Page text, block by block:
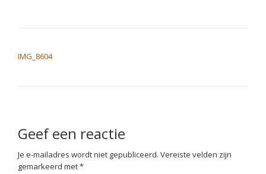
IMG_8604
Geef een reactie
Je e-mailadres wordt niet gepubliceerd. Vereiste velden zijn
gemarkeerd met*